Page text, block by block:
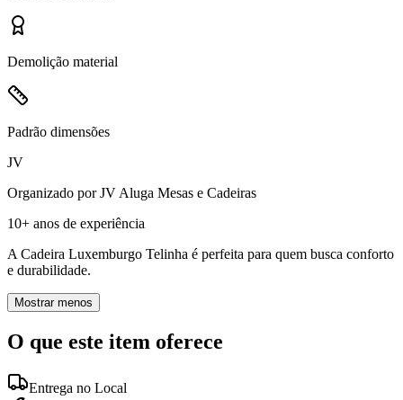
Demolição material
Padrão dimensões
JV
Organizado porJV Aluga Mesas e Cadeiras
10+ anos de experiência
A Cadeira Luxemburgo Telinha é perfeita para quem busca conforto
e durabilidade.
Mostrar menos
O que este item oferece
Entrega no Local